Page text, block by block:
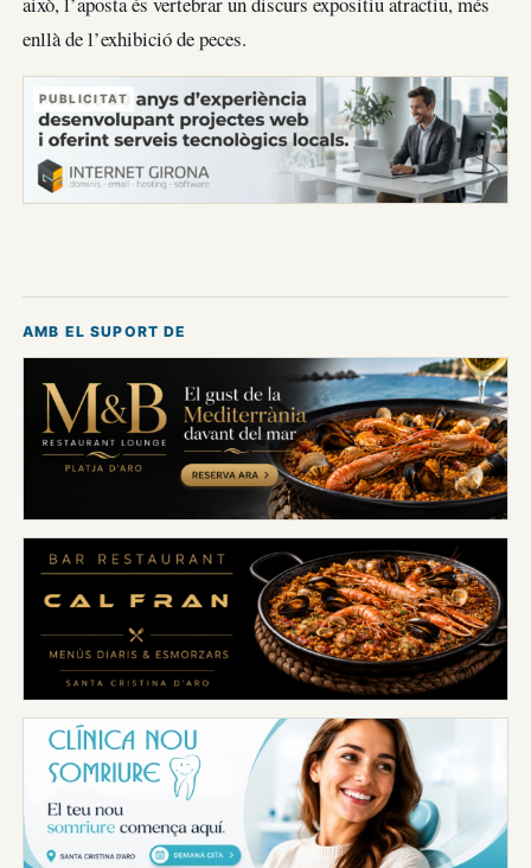
enllà de l’exhibició de peces.
PUBLICITAT
AMB EL SUPORT DE